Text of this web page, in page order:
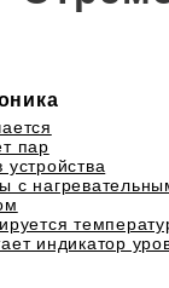
пар
устройства
с
индикатор